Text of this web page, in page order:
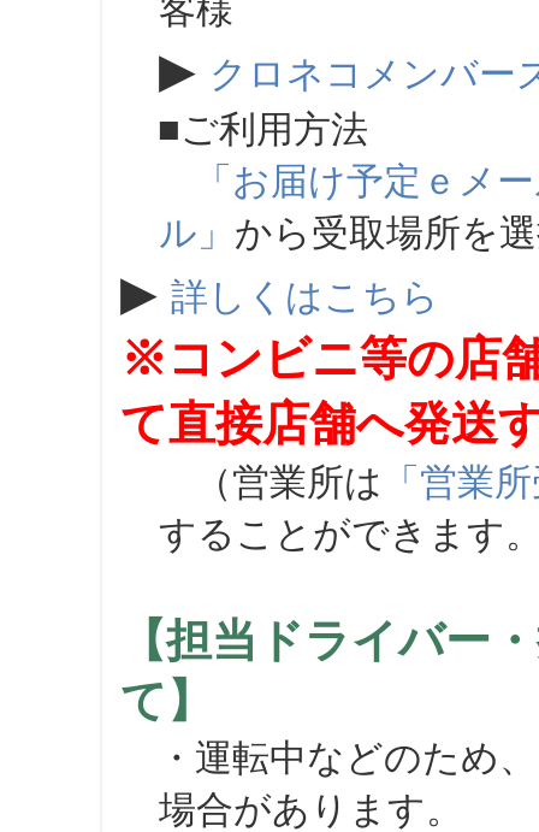
客様
▶ クロネコメンバー
■ご利用方法
「お届け予定ｅメ
ル」 から受取場所を
▶ 詳しくはこちら
※コンビニ等の店
て直接店舗へ発送
（営業所は 「営業
することができます
【担当ドライバー
て】
・運転中などのため
場合があります。